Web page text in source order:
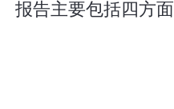
报告主要包括四方